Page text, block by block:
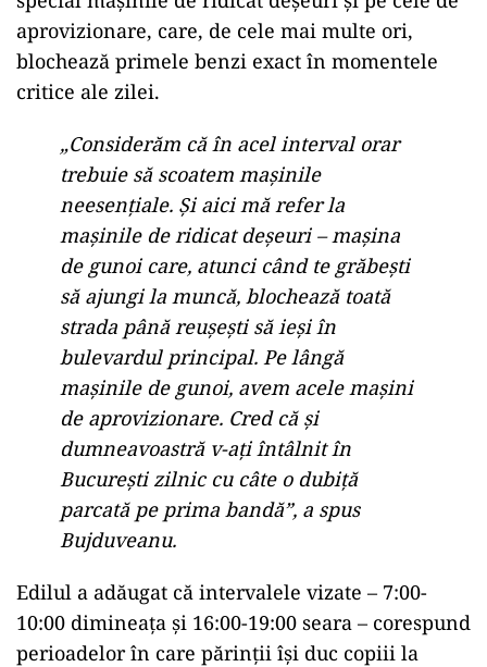
aprovizionare, care, de cele mai multe ori,
blochează primele benzi exact în momentele
critice ale zilei.
„Considerăm că în acel interval orar
trebuie să scoatem mașinile
neesențiale. Și aici mă refer la
mașinile de ridicat deșeuri – mașina
de gunoi care, atunci când te grăbești
să ajungi la muncă, blochează toată
strada până reușești să ieși în
bulevardul principal. Pe lângă
mașinile de gunoi, avem acele mașini
de aprovizionare. Cred că și
dumneavoastră v-ați întâlnit în
București zilnic cu câte o dubiță
parcată pe prima bandă”, a spus
Bujduveanu.
Edilul a adăugat că intervalele vizate – 7:00-
10:00 dimineața și 16:00-19:00 seara – corespund
perioadelor în care părinții își duc copiii la